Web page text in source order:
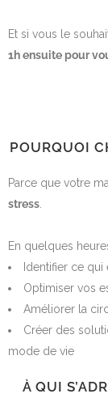
Et si vous le
1h ensuite pour
POURQUOI
Parce que votre
stress
En quelques
Identifier ce
Optimiser vos
Améliorer la
Créer des
mode de vie
À QUI